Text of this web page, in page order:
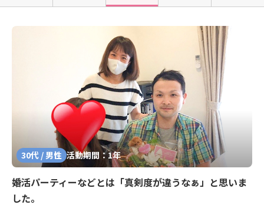
30代 / 男性 活動期間：1年
婚活パーティーなどとは「真剣度が違うなぁ」と思いま
した。